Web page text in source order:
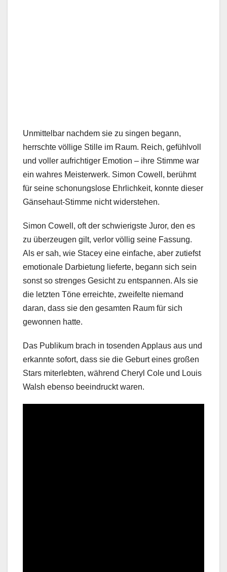
Unmittelbar nachdem sie zu singen begann,
herrschte völlige Stille im Raum. Reich, gefühlvoll
und voller aufrichtiger Emotion – ihre Stimme war
ein wahres Meisterwerk. Simon Cowell, berühmt
für seine schonungslose Ehrlichkeit, konnte dieser
Gänsehaut-Stimme nicht widerstehen.
Simon Cowell, oft der schwierigste Juror, den es
zu überzeugen gilt, verlor völlig seine Fassung.
Als er sah, wie Stacey eine einfache, aber zutiefst
emotionale Darbietung lieferte, begann sich sein
sonst so strenges Gesicht zu entspannen. Als sie
die letzten Töne erreichte, zweifelte niemand
daran, dass sie den gesamten Raum für sich
gewonnen hatte.
Das Publikum brach in tosenden Applaus aus und
erkannte sofort, dass sie die Geburt eines großen
Stars miterlebten, während Cheryl Cole und Louis
Walsh ebenso beeindruckt waren.